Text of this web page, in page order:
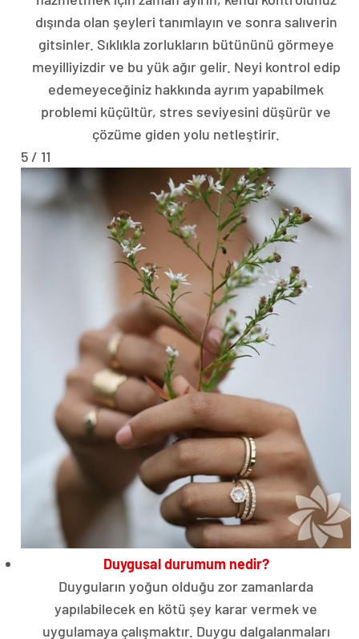
dışında olan şeyleri tanımlayın ve sonra salıverin
gitsinler. Sıklıkla zorlukların bütününü görmeye
meyilliyizdir ve bu yük ağır gelir. Neyi kontrol edip
edemeyeceğiniz hakkında ayrım yapabilmek
problemi küçültür, stres seviyesini düşürür ve
çözüme giden yolu netleştirir.
5 / 11
Duygusal durumum nedir?
Duyguların yoğun olduğu zor zamanlarda
yapılabilecek en kötü şey karar vermek ve
uygulamaya çalışmaktır. Duygu dalgalanmaları